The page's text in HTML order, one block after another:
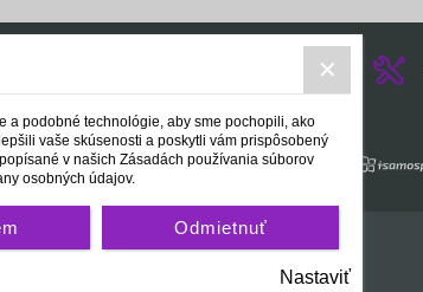
a podobné technológie, aby sme pochopili, ako
vaše skúsenosti a poskytli vám prispôsobený
v našich Zásadách používania súborov
osobných údajov.
Odmietnuť
Nastaviť